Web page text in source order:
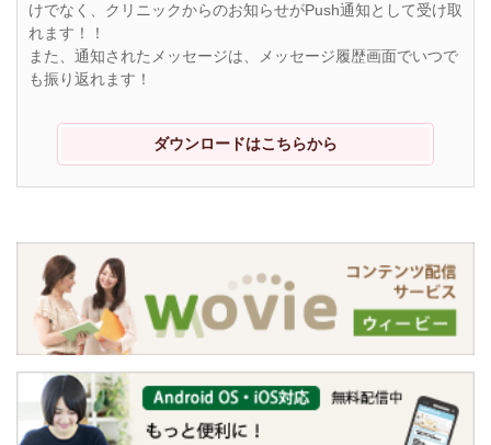
けでなく、クリニックからのお知らせがPush通知として受け取
れます！！
また、通知されたメッセージは、メッセージ履歴画面でいつで
も振り返れます！
ダウンロードはこちらから